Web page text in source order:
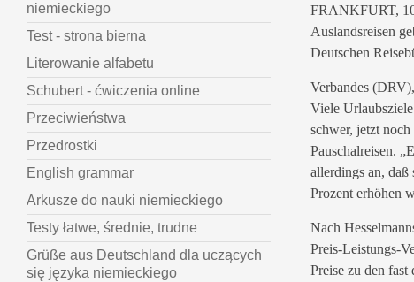
FRANKFURT,
Auslandsreisen
Deutschen
Verbandes
Viele Urlaubsziele
schwer, jetzt noch
Pauschalreisen.
allerdings an, daß
Prozent erhöhen
Nach
Preis-Leistungs-
Preise zu den
niemieckiego
Test - strona bierna
Literowanie alfabetu
Schubert - ćwiczenia online
Przeciwieństwa
Przedrostki
English grammar
Arkusze do nauki niemieckiego
Testy łatwe, średnie, trudne
Grüße aus Deutschland dla uczących
się języka niemieckiego